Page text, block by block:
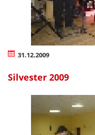
31.12.2009
Silvester 2009